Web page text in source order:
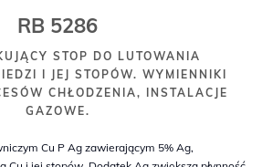
RB 5286
STOP DO LUTOWANIA
I JEJ STOPÓW. WYMIENNIKI
CHŁODZENIA, INSTALACJE
GAZOWE.
Cu P Ag zawierającym 5% Ag,